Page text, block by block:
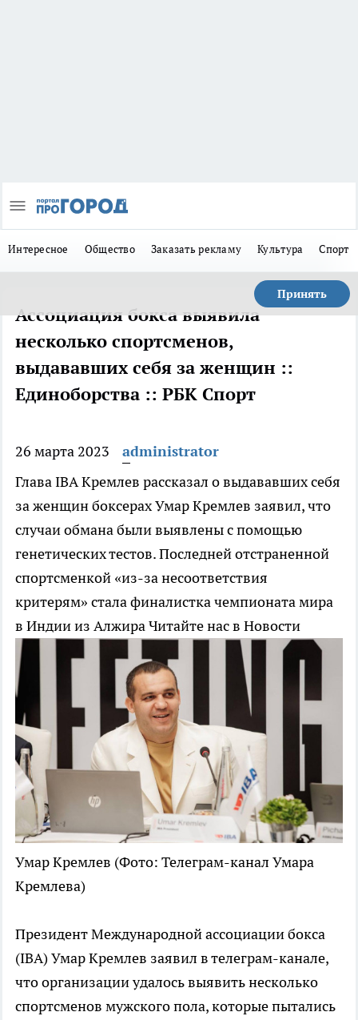
Интересное Общество Заказать рекламу Культура Спорт
Принять
Ассоциация бокса выявила
несколько спортсменов,
выдававших себя за женщин ::
Единоборства :: РБК Спорт
26 марта 2023
administrator
Глава IBA Кремлев рассказал о выдававших себя
за женщин боксерахУмар Кремлев заявил, что
случаи обмана были выявлены с помощью
генетических тестов. Последней отстраненной
спортсменкой «из-за несоответствия
критерям» стала финалистка чемпионата мира
в Индии из АлжираЧитайте нас в Новости
Умар Кремлев (Фото: Телеграм-канал Умара
Кремлева)
Президент Международной ассоциации бокса
(IBA) Умар Кремлев заявил в телеграм-канале,
что организации удалось выявить несколько
спортсменов мужского пола, которые пытались